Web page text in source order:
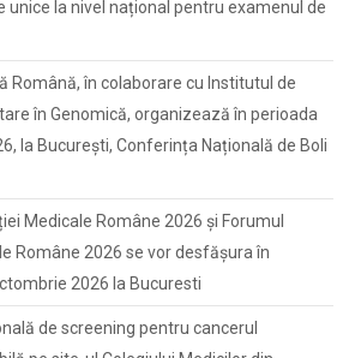
unice la nivel național pentru examenul de
Română, în colaborare cu Institutul de
în Genomică, organizează în perioada
la București, Conferința Națională de Boli
Medicale Române 2026 și Forumul
Române 2026 se vor desfășura în
2026 la Bucuresti
de screening pentru cancerul